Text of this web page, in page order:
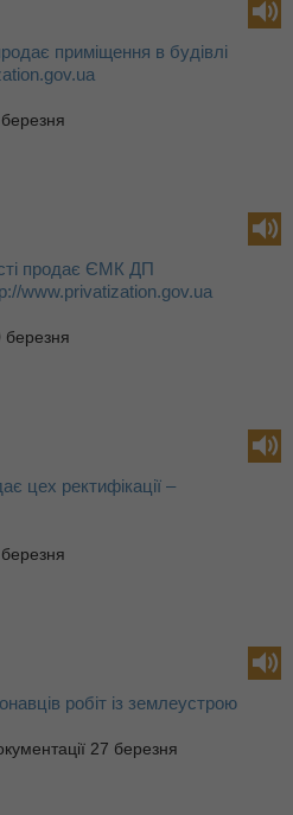
приміщення в будівлі
продає ЄМК ДП
www.privatization.gov.ua
цех ректифікації –
робіт із землеустрою
27 березня